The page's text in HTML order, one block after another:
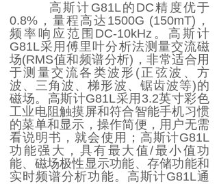
高斯计 G81L的 DC精度优于
0.8% ，量程高达 1500G (150mT) ，
频率响应范围 DC-10kHz 。高斯计
G81L采用傅里叶分析法测量交流磁
场(RMS值和频谱分析) ，非常适合用
于测量交流各类波形 (正弦波、方
波、三角波、梯形波、锯齿波等)的
磁场。高斯计G81L采用 3.2英寸彩色
工业电阻触摸屏和符合智能手机习惯
的菜单和显示，操作简便，用户无需
看说明书，就会使用；高斯计G81L
功能强大，具有最大值/最小值功
能、磁场极性显示功能、存储功能和
实时频谱分析功能。高斯计G81L通